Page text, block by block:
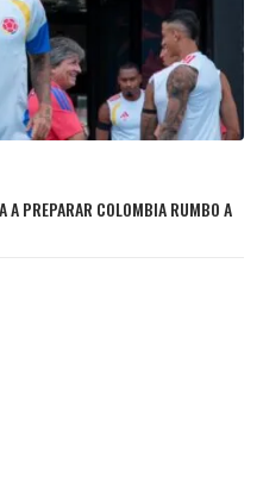
A PREPARAR COLOMBIA RUMBO A